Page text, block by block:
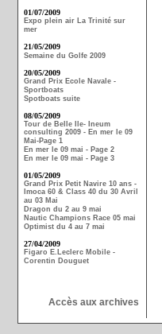
01/07/2009
Expo plein air La Trinité sur
mer
21/05/2009
Semaine du Golfe 2009
20/05/2009
Grand Prix Ecole Navale -
Sportboats
Spotboats suite
08/05/2009
Tour de Belle Ile- Ineum
consulting 2009 - En mer le 09
Mai-Page 1
En mer le 09 mai - Page 2
En mer le 09 mai - Page 3
01/05/2009
Grand Prix Petit Navire 10 ans -
Imoca 60 & Class 40 du 30 Avril
au 03 Mai
Dragon du 2 au 9 mai
Nautic Champions Race 05 mai
Optimist du 4 au 7 mai
27/04/2009
Figaro E.Leclerc Mobile -
Corentin Douguet
Accès aux archives